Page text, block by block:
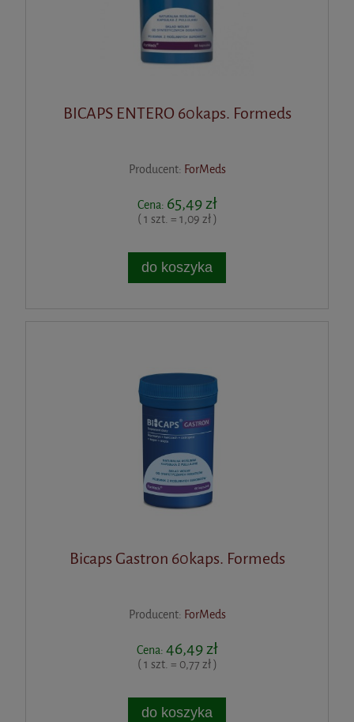
BICAPS ENTERO 60kaps. Formeds
Producent: ForMeds
Cena: 65,49 zł
( 1 szt. = 1,09 zł )
do koszyka
Bicaps Gastron 60kaps. Formeds
Producent: ForMeds
Cena: 46,49 zł
( 1 szt. = 0,77 zł )
do koszyka